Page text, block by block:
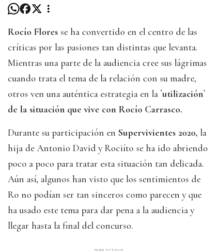
Rocío Flores se ha convertido en el centro de las
críticas por las pasiones tan distintas que levanta.
Mientras una parte de la audiencia cree sus lágrimas
cuando trata el tema de la relación con su madre,
otros ven una auténtica estrategia en la `utilización`
de la situación que vive con Rocío Carrasco.
Durante su participación en Supervivientes 2020, la
hija de Antonio David y Rociíto se ha ido abriendo
poco a poco para tratar esta situación tan delicada.
Aún así, algunos han visto que los sentimientos de
Ro no podían ser tan sinceros como parecen y que
ha usado este tema para dar pena a la audiencia y
llegar hasta la final del concurso.